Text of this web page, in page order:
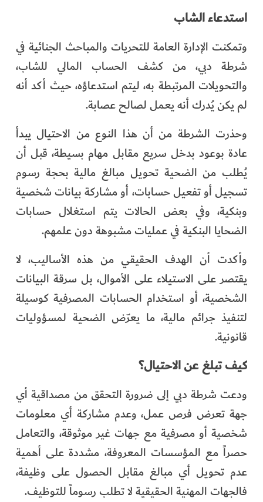
استدعاء الشاب
وتمكنت الإدارة العامة للتحريات والمباحث الجنائية في
شرطة دبي، من كشف الحساب المالي للشاب،
والتحويلات المرتبطة به، ليتم استدعاؤه، حيث أكد أنه
لم يكن يُدرك أنه يعمل لصالح عصابة.
وحذرت الشرطة من أن هذا النوع من الاحتيال يبدأ
عادة بوعود بدخل سريع مقابل مهام بسيطة، قبل أن
يُطلب من الضحية تحويل مبالغ مالية بحجة رسوم
تسجيل أو تفعيل حسابات، أو مشاركة بيانات شخصية
وبنكية، وفي بعض الحالات يتم استغلال حسابات
الضحايا البنكية في عمليات مشبوهة دون علمهم.
وأكدت أن الهدف الحقيقي من هذه الأساليب، لا
يقتصر على الاستيلاء على الأموال، بل سرقة البيانات
الشخصية، أو استخدام الحسابات المصرفية كوسيلة
لتنفيذ جرائم مالية، ما يعرّض الضحية لمسؤوليات
قانونية.
كيف تبلغ عن الاحتيال؟
ودعت شرطة دبي إلى ضرورة التحقق من مصداقية أي
جهة تعرض فرص عمل، وعدم مشاركة أي معلومات
شخصية أو مصرفية مع جهات غير موثوقة، والتعامل
حصراً مع المؤسسات المعروفة، مشددة على أهمية
عدم تحويل أي مبالغ مقابل الحصول على وظيفة،
فالجهات المهنية الحقيقية لا تطلب رسوماً للتوظيف.